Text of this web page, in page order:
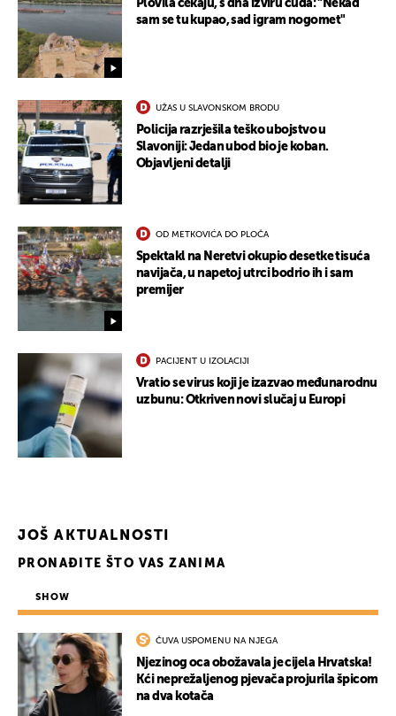
Plovila čekaju, s dna izviru čuda: "Nekad
sam se tu kupao, sad igram nogomet"
UŽAS U SLAVONSKOM BRODU
Policija razrješila teško ubojstvo u
Slavoniji: Jedan ubod bio je koban.
Objavljeni detalji
OD METKOVIĆA DO PLOČA
Spektakl na Neretvi okupio desetke tisuća
navijača, u napetoj utrci bodrio ih i sam
premijer
PACIJENT U IZOLACIJI
Vratio se virus koji je izazvao međunarodnu
uzbunu: Otkriven novi slučaj u Europi
JOŠ AKTUALNOSTI
PRONAĐITE ŠTO VAS ZANIMA
SHOW
ČUVA USPOMENU NA NJEGA
Njezinog oca obožavala je cijela Hrvatska!
Kći neprežaljenog pjevača projurila špicom
na dva kotača
UKLJUČITE NOTIFIKACIJE